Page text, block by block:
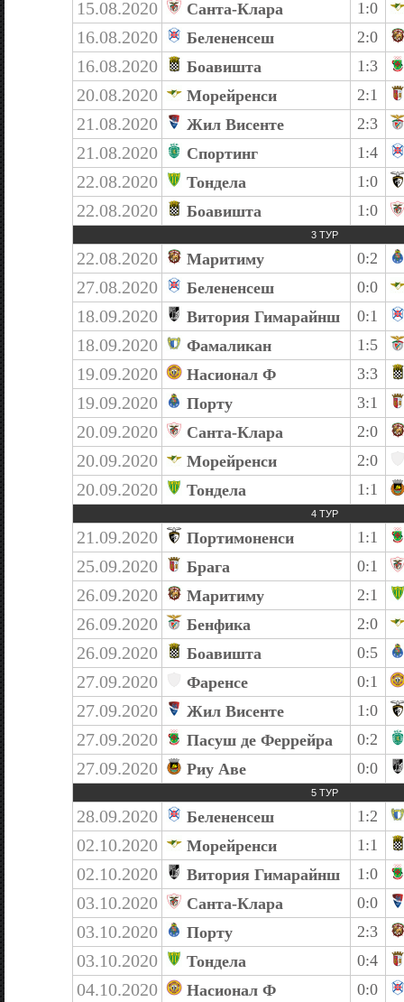
15.08.2020 Санта-Клара 1:0
16.08.2020 Белененсеш 2:0
16.08.2020 Боавишта 1:3
20.08.2020 Морейренси 2:1
21.08.2020 Жил Висенте 2:3
21.08.2020 Спортинг 1:4
22.08.2020 Тондела 1:0
22.08.2020 Боавишта 1:0
3 ТУР
22.08.2020 Маритиму 0:2
27.08.2020 Белененсеш 0:0
18.09.2020 Витория Гимарайнш 0:1
18.09.2020 Фамаликан 1:5
19.09.2020 Насионал Ф 3:3
19.09.2020 Порту 3:1
20.09.2020 Санта-Клара 2:0
20.09.2020 Морейренси 2:0
20.09.2020 Тондела 1:1
4 ТУР
21.09.2020 Портимоненси 1:1
25.09.2020 Брага 0:1
26.09.2020 Маритиму 2:1
26.09.2020 Бенфика 2:0
26.09.2020 Боавишта 0:5
27.09.2020 Фаренсе 0:1
27.09.2020 Жил Висенте 1:0
27.09.2020 Пасуш де Феррейра 0:2
27.09.2020 Риу Аве 0:0
5 ТУР
28.09.2020 Белененсеш 1:2
02.10.2020 Морейренси 1:1
02.10.2020 Витория Гимарайнш 1:0
03.10.2020 Санта-Клара 0:0
03.10.2020 Порту 2:3
03.10.2020 Тондела 0:4
04.10.2020 Насионал Ф 0:0